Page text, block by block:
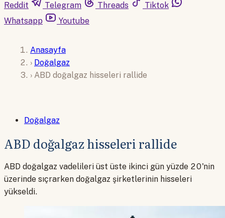
Reddit
Telegram Threads
Tiktok
Whatsapp
Youtube
Anasayfa
› Doğalgaz
› ABD doğalgaz hisseleri rallide
Doğalgaz
ABD doğalgaz hisseleri rallide
ABD doğalgaz vadelileri üst üste ikinci gün yüzde 20'nin
üzerinde sıçrarken doğalgaz şirketlerinin hisseleri
yükseldi.